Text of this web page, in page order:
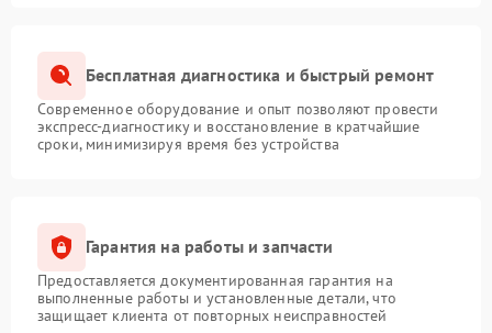
Бесплатная диагностика и быстрый ремонт
Современное оборудование и опыт позволяют провести
экспресс-диагностику и восстановление в кратчайшие
сроки, минимизируя время без устройства
Гарантия на работы и запчасти
Предоставляется документированная гарантия на
выполненные работы и установленные детали, что
защищает клиента от повторных неисправностей